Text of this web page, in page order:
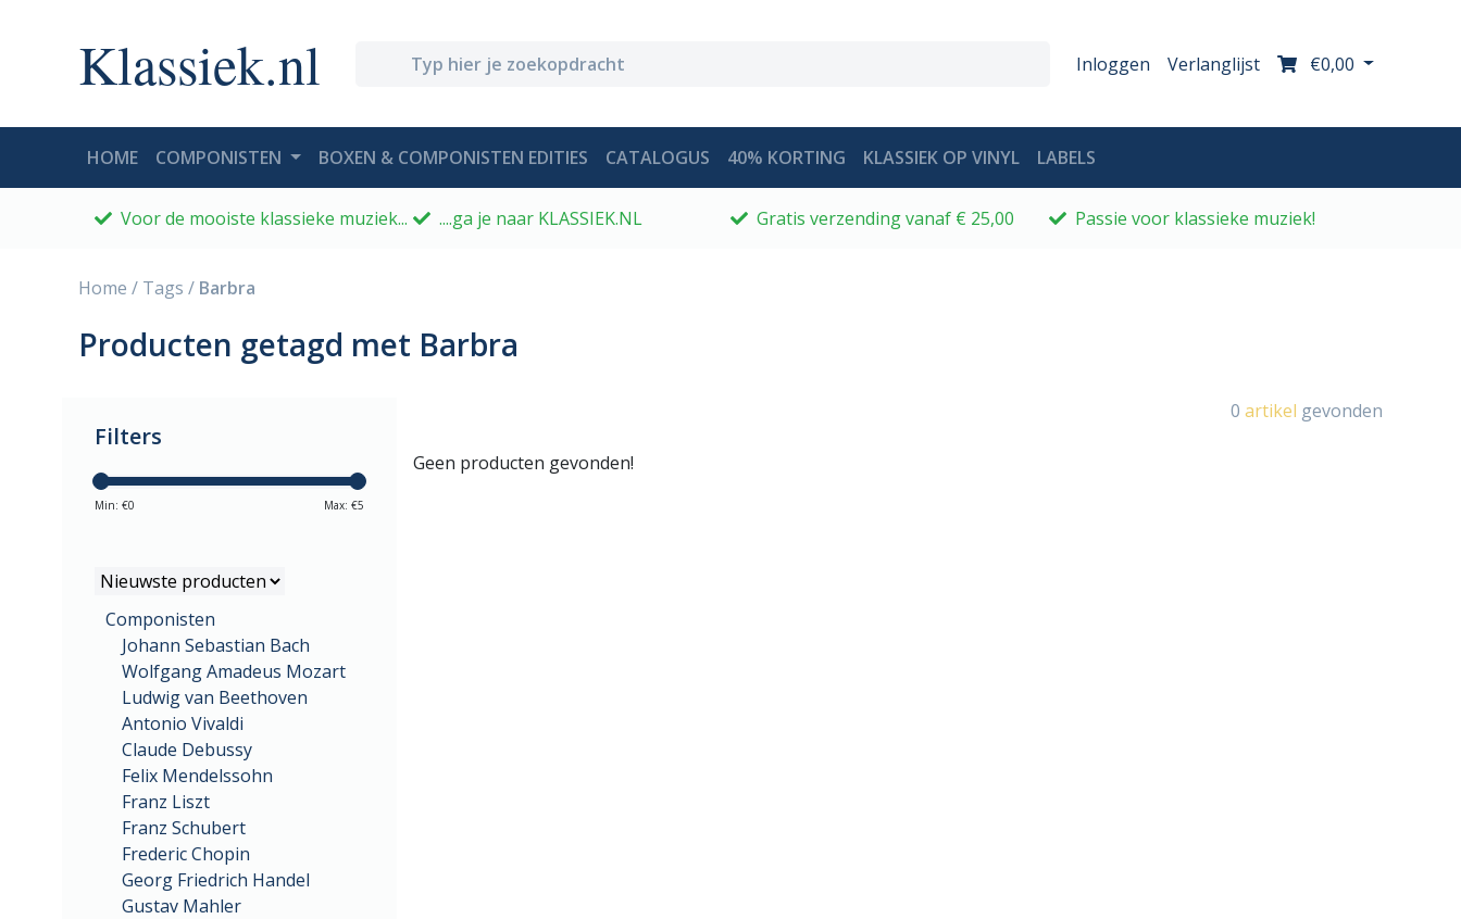
Klassiek.nl Inloggen Verlanglijst €0,00
HOME(CURRENT)
COMPONISTEN BOXEN & COMPONISTEN EDITIES CATALOGUS 40% KORTING KLASSIEK OP VINYL LABELS
Voor de mooiste klassieke muziek... ....ga je naar KLASSIEK.NL Gratis verzending vanaf € 25,00 Passie voor klassieke muziek!
Home / Tags / Barbra
Producten getagd met Barbra
Filters
Min: €0 Max: €5
Componisten
Johann Sebastian Bach
Wolfgang Amadeus Mozart
Ludwig van Beethoven
Antonio Vivaldi
Claude Debussy
Felix Mendelssohn
Franz Liszt
Franz Schubert
Frederic Chopin
Georg Friedrich Handel
Gustav Mahler
0 artikel gevonden
Geen producten gevonden!